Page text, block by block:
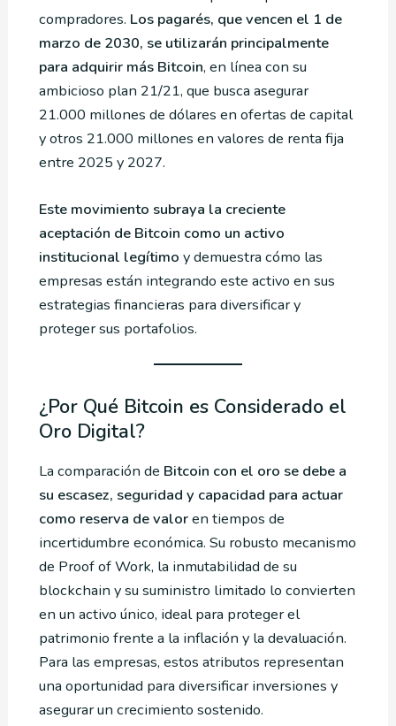
compradores. Los pagarés, que vencen el 1 de
marzo de 2030, se utilizarán principalmente
para adquirir más Bitcoin, en línea con su
ambicioso plan 21/21, que busca asegurar
21.000 millones de dólares en ofertas de capital
y otros 21.000 millones en valores de renta fija
entre 2025 y 2027.
Este movimiento subraya la creciente
aceptación de Bitcoin como un activo
institucional legítimo y demuestra cómo las
empresas están integrando este activo en sus
estrategias financieras para diversificar y
proteger sus portafolios.
¿Por Qué Bitcoin es Considerado el
Oro Digital?
La comparación de Bitcoin con el oro se debe a
su escasez, seguridad y capacidad para actuar
como reserva de valoren tiempos de
incertidumbre económica. Su robusto mecanismo
de Proof of Work, la inmutabilidad de su
blockchain y su suministro limitado lo convierten
en un activo único, ideal para proteger el
patrimonio frente a la inflación y la devaluación.
Para las empresas, estos atributos representan
una oportunidad para diversificar inversiones y
asegurar un crecimiento sostenido.